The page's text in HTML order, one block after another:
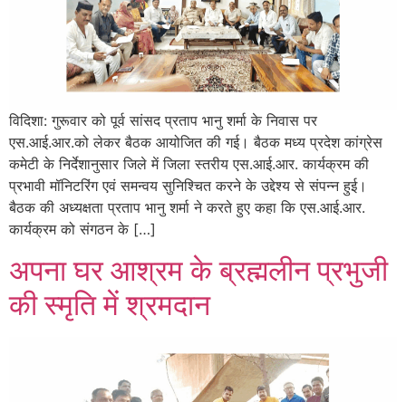
विदिशा: गुरूवार को पूर्व सांसद प्रताप भानु शर्मा के निवास पर
एस.आई.आर.को लेकर बैठक आयोजित की गई। बैठक मध्य प्रदेश कांग्रेस
कमेटी के निर्देशानुसार जिले में जिला स्तरीय एस.आई.आर. कार्यक्रम की
प्रभावी मॉनिटरिंग एवं समन्वय सुनिश्चित करने के उद्देश्य से संपन्न हुई।
बैठक की अध्यक्षता प्रताप भानु शर्मा ने करते हुए कहा कि एस.आई.आर.
कार्यक्रम को संगठन के […]
अपना घर आश्रम के ब्रह्मलीन प्रभुजी
की स्मृति में श्रमदान